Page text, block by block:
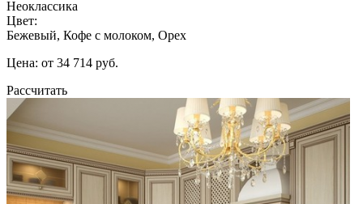
Неоклассика
Цвет:
Бежевый, Кофе с молоком, Орех
Цена: от 34 714 руб.
Рассчитать